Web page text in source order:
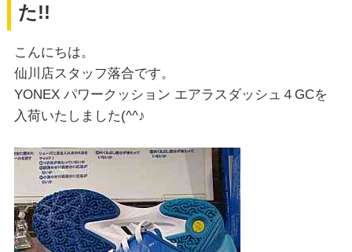
た!!
こんにちは。
仙川店スタッフ落合です。
YONEX パワークッション エアラスダッシュ４GCを
入荷いたしました(^^♪